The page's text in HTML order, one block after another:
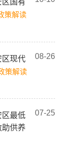
国有
策解读
08-26
区现代
策解读
07-25
区最低
供养